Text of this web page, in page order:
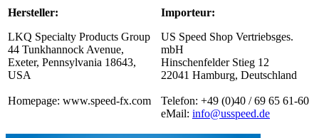
Hersteller:
LKQ Specialty Products Group
44 Tunkhannock Avenue,
Exeter, Pennsylvania 18643,
USA
Homepage: www.speed-fx.com
Importeur:
US Speed Shop Vertriebsges.
mbH
Hinschenfelder Stieg 12
22041 Hamburg, Deutschland
Telefon: +49 (0)40 / 69 65 61-60
eMail: info@usspeed.de